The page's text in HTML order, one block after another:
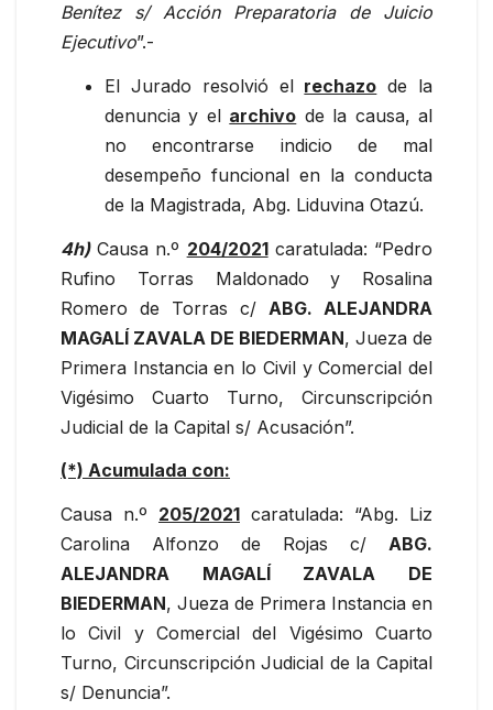
Benítez s/ Acción Preparatoria de Juicio
Ejecutivo”.-
El Jurado resolvió el rechazo de la
denuncia y el archivo de la causa, al
no encontrarse indicio de mal
desempeño funcional en la conducta
de la Magistrada, Abg. Liduvina Otazú.
4h)Causa n.º 204/2021caratulada: “Pedro
Rufino Torras Maldonado y Rosalina
Romero de Torras c/ ABG. ALEJANDRA
MAGALÍ ZAVALA DE BIEDERMAN, Jueza de
Primera Instancia en lo Civil y Comercial del
Vigésimo Cuarto Turno, Circunscripción
Judicial de la Capital s/ Acusación”.
(*) Acumulada con:
Causa n.º 205/2021 caratulada: “Abg. Liz
Carolina Alfonzo de Rojas c/ ABG.
ALEJANDRA MAGALÍ ZAVALA DE
BIEDERMAN, Jueza de Primera Instancia en
lo Civil y Comercial del Vigésimo Cuarto
Turno, Circunscripción Judicial de la Capital
s/ Denuncia”.